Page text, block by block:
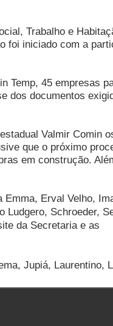
Trabalho e
foi iniciado com a
Temp, 45 empresas
dos documentos
Valmir Comin
que o próximo
em construção.
Emma, Erval Velho,
Ludgero, Schroeder,
da Secretaria e as
Jupiá, Laurentino,